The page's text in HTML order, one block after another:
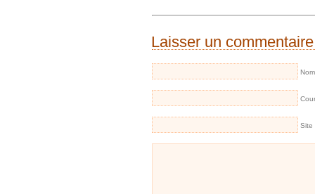
Laisser un commentaire
Site